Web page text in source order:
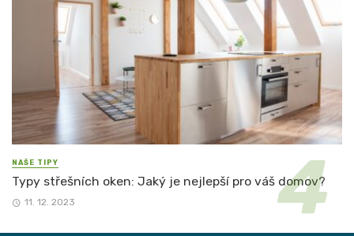
NAŠE TIPY
Typy střešních oken: Jaký je nejlepší pro váš domov?
11. 12. 2023